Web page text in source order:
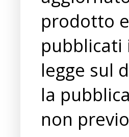
prodotto
legge sul
la
non